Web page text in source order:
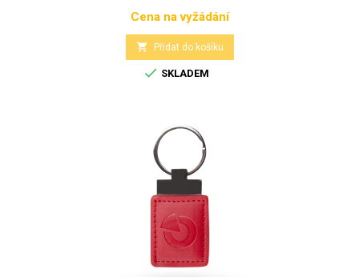
Cena
Cena na vyžádání
 Přidat do košíku
 SKLADEM